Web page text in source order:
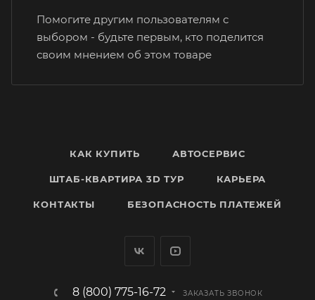
Помогите другим пользователям с
выбором - будьте первым, кто поделится
своим мнением об этом товаре
КАК КУПИТЬ АВТОСЕРВИС
ШТАБ-КВАРТИРА 3D ТУР КАРЬЕРА
КОНТАКТЫ БЕЗОПАСНОСТЬ ПЛАТЕЖЕЙ
8 (800) 775-16-72 ЗАКАЗАТЬ ЗВОНОК